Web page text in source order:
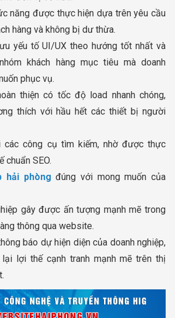
năng được thực hiện dựa trên yêu cầu
hàng và không bị dư thừa.
yếu tố UI/UX theo hướng tốt nhất và
khách hàng mục tiêu mà doanh
phục vụ.
thiện có tốc độ load nhanh chóng,
thích với hầu hết các thiết bị người
các công cụ tìm kiếm, nhờ được thực
chuẩn SEO.
hải phòng đúng với mong muốn của
gây được ấn tượng mạnh mẽ trong
thông qua website.
báo dự hiện diện của doanh nghiệp,
lợi thế cạnh tranh mạnh mẽ trên thị